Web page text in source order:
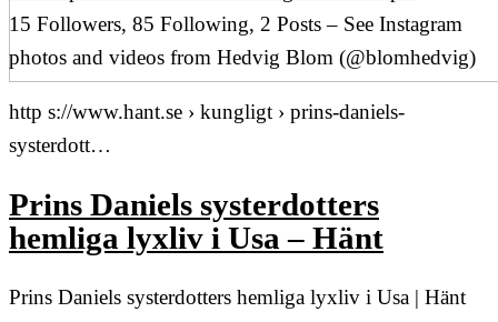
15 Followers, 85 Following, 2 Posts – See Instagram
photos and videos from Hedvig Blom (@blomhedvig)
http s://www.hant.se › kungligt › prins-daniels-
systerdott…
Prins Daniels systerdotters
hemliga lyxliv i Usa – Hänt
Prins Daniels systerdotters hemliga lyxliv i Usa | Hänt